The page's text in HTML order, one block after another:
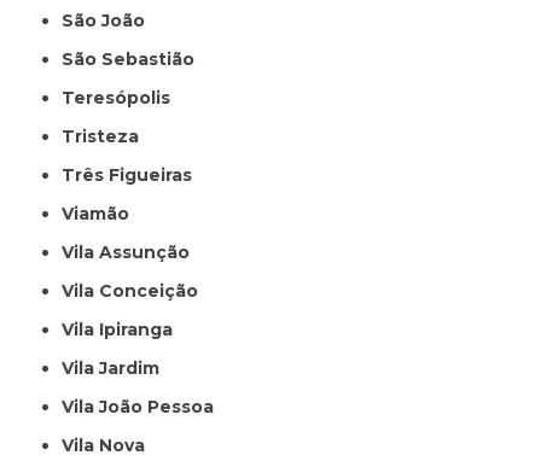
São João
São Sebastião
Teresópolis
Tristeza
Três Figueiras
Viamão
Vila Assunção
Vila Conceição
Vila Ipiranga
Vila Jardim
Vila João Pessoa
Vila Nova